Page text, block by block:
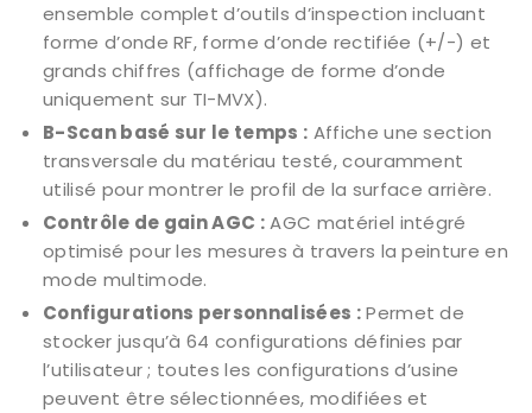
ensemble complet d’outils d’inspection incluant
forme d’onde RF, forme d’onde rectifiée (+/-) et
grands chiffres (affichage de forme d’onde
uniquement sur TI-MVX).
B-Scan basé sur le temps : Affiche une section
transversale du matériau testé, couramment
utilisé pour montrer le profil de la surface arrière.
Contrôle de gain AGC :AGC matériel intégré
optimisé pour les mesures à travers la peinture en
mode multimode.
Configurations personnalisées :Permet de
stocker jusqu’à 64 configurations définies par
l’utilisateur ; toutes les configurations d’usine
peuvent être sélectionnées, modifiées et